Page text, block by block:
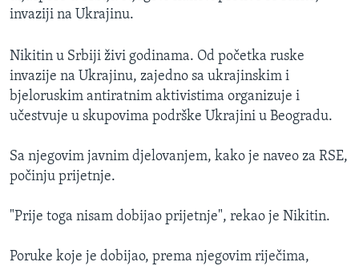
invaziji na Ukrajinu.
Nikitin u Srbiji živi godinama. Od početka ruske
invazije na Ukrajinu, zajedno sa ukrajinskim i
bjeloruskim antiratnim aktivistima organizuje i
učestvuje u skupovima podrške Ukrajini u Beogradu.
Sa njegovim javnim djelovanjem, kako je naveo za RSE,
počinju prijetnje.
"Prije toga nisam dobijao prijetnje", rekao je Nikitin.
Poruke koje je dobijao, prema njegovim riječima,